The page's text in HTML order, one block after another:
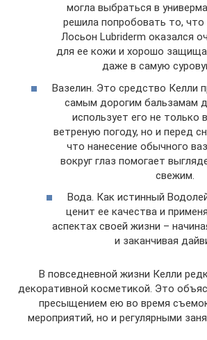
могла выбраться в
решила попробовать то,
Лосьон Lubriderm оказался
для ее кожи и хорошо
даже в самую
Вазелин. Это средство Келли
самым дорогим бальзамам
использует его не только
ветреную погоду, но и перед
что нанесение обычного
вокруг глаз помогает
свежим.
Вода. Как истинный
ценит ее качества и
аспектах своей жизни –
и заканчивая
В повседневной жизни Келли
декоративной косметикой. Это
пресыщением ею во время
мероприятий, но и регулярными